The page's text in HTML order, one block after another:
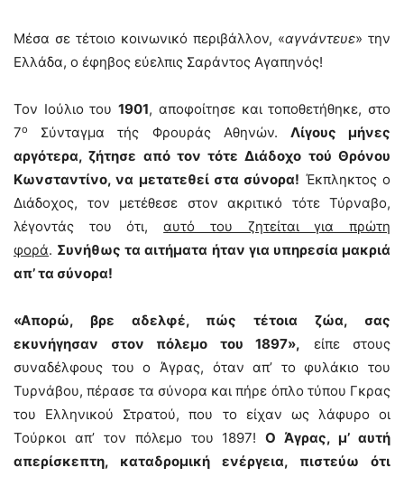
Μέσα σε τέτοιο κοινωνικό περιβάλλον, «αγνάντευε» την
Ελλάδα, ο έφηβος εύελπις Σαράντος Αγαπηνός!
Τον Ιούλιο του1901, αποφοίτησε και τοποθετήθηκε, στο
7ο Σύνταγμα τής Φρουράς Αθηνών. Λίγους μήνες
αργότερα, ζήτησε από τον τότε Διάδοχο τού Θρόνου
Κωνσταντίνο, να μετατεθεί στα σύνορα! Έκπληκτος ο
Διάδοχος, τον μετέθεσε στον ακριτικό τότε Τύρναβο,
λέγοντάς του ότι,αυτό του ζητείται για πρώτη
φορά. Συνήθως τα αιτήματα ήταν για υπηρεσία μακριά
απ’ τα σύνορα!
«Απορώ, βρε αδελφέ, πώς τέτοια ζώα, σας
εκυνήγησαν στον πόλεμο του 1897», είπε στους
συναδέλφους του ο Άγρας, όταν απ’ το φυλάκιο του
Τυρνάβου, πέρασε τα σύνορα και πήρε όπλο τύπου Γκρας
του Ελληνικού Στρατού, που το είχαν ως λάφυρο οι
Τούρκοι απ’ τον πόλεμο του 1897!Ο Άγρας, μ’ αυτή
απερίσκεπτη, καταδρομική ενέργεια, πιστεύω ότι